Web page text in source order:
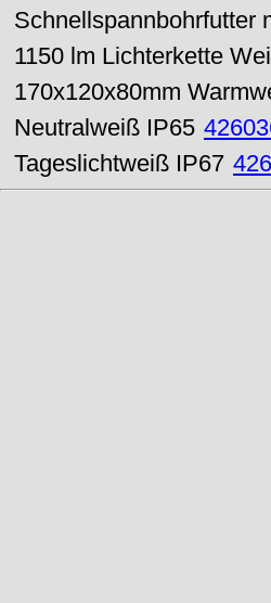
Schnellspannbohrfutter
1150 lm Lichterkette
170x120x80mm
Neutralweiß IP65
Tageslichtweiß IP67